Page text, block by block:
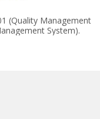
(Quality Management
System).